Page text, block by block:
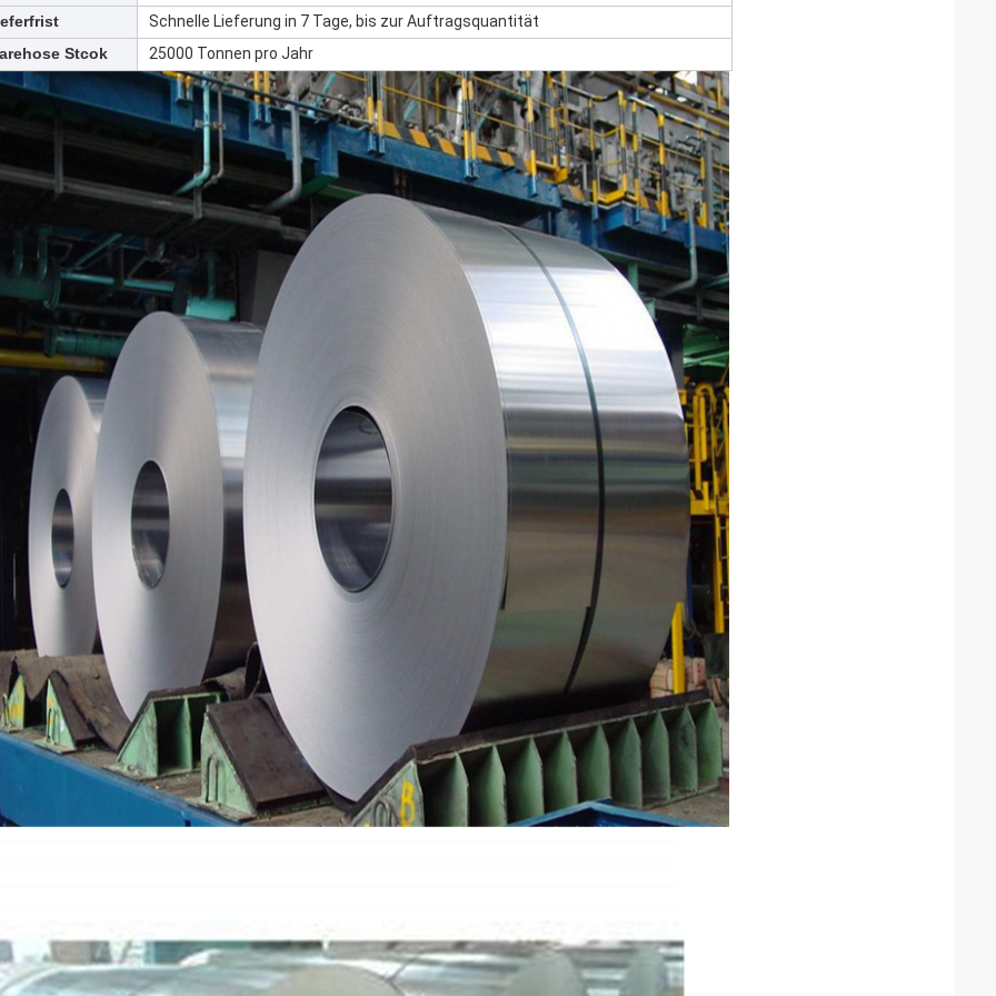
Schnelle Lieferung in 7 Tage, bis zur Auftragsquantität
Stcok
25000 Tonnen pro Jahr